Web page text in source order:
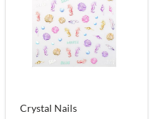
Crystal Nails